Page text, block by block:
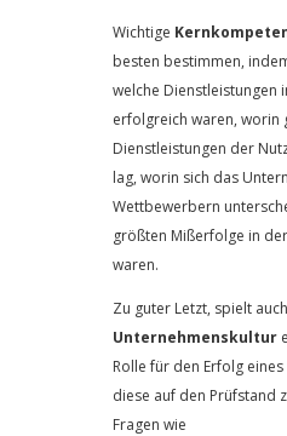
Wichtige
besten bestimmen,
welche Dienstleistungen
erfolgreich waren, worin
Dienstleistungen der
lag, worin sich das
Wettbewerbern
größten Mißerfolge in
waren.
Zu guter Letzt, spielt
Unternehmenskultur
Rolle für den Erfolg
diese auf den Prüfstand
Fragen wie